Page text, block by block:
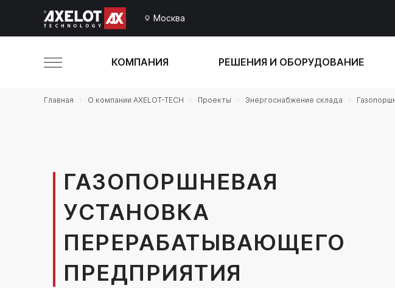
Москва
КОМПАНИЯ РЕШЕНИЯ И ОБОРУДОВАНИЕ
Главная О компании AXELOT-TECH Проекты Энергоснабжение склада
ГАЗОПОРШНЕВАЯ
УСТАНОВКА
ПЕРЕРАБАТЫВАЮЩЕГО
ПРЕДПРИЯТИЯ